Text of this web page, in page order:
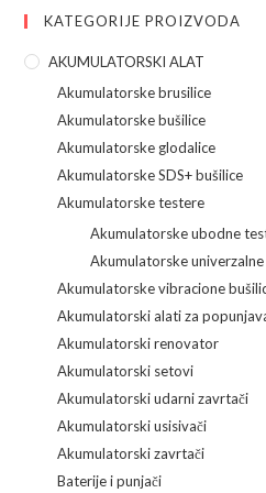
KATEGORIJE PROIZVODA
AKUMULATORSKI ALAT
Akumulatorske brusilice
Akumulatorske bušilice
Akumulatorske glodalice
Akumulatorske SDS+ bušilice
Akumulatorske testere
Akumulatorske ubodne
Akumulatorske
Akumulatorske vibracione
Akumulatorski alati za
Akumulatorski renovator
Akumulatorski setovi
Akumulatorski udarni zavrtači
Akumulatorski usisivači
Akumulatorski zavrtači
Baterije i punjači